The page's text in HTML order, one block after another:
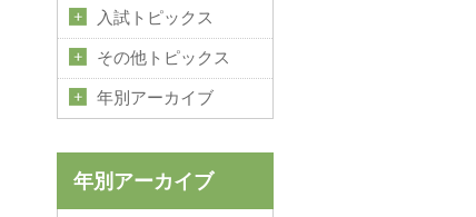
入試トピックス
その他トピックス
年別アーカイブ
年別アーカイブ